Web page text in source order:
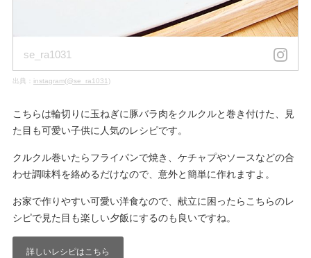
se_ra1031
出典： instagram(@se_ra1031)
こちらは輪切りに玉ねぎに豚バラ肉をクルクルと巻き付けた、見
た目も可愛い子供に人気のレシピです。
クルクル巻いたらフライパンで焼き、ケチャプやソースなどの合
わせ調味料を絡めるだけなので、意外と簡単に作れますよ。
お家で作りやすい可愛い洋食なので、献立に困ったらこちらのレ
シピで見た目も楽しい夕飯にするのも良いですね。
詳しいレシピはこちら